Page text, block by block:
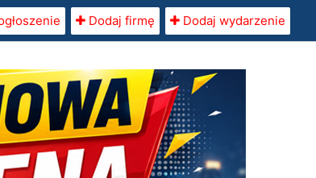
Dodaj firmę Dodaj wydarzenie